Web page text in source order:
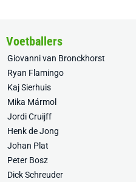
Voetballers
Giovanni van Bronckhorst
Ryan Flamingo
Kaj Sierhuis
Mika Mármol
Jordi Cruijff
Henk de Jong
Johan Plat
Peter Bosz
Dick Schreuder